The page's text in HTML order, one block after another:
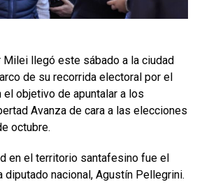
llegó este sábado a la ciudad
de su recorrida electoral por el
objetivo de apuntalar a los
Avanza de cara a las elecciones
octubre.
en el territorio santafesino fue el
diputado nacional, Agustín Pellegrini.